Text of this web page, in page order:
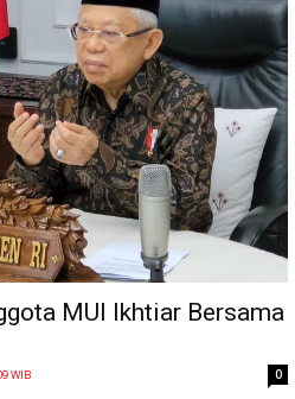
MUI Ikhtiar Bersama
WIB 0